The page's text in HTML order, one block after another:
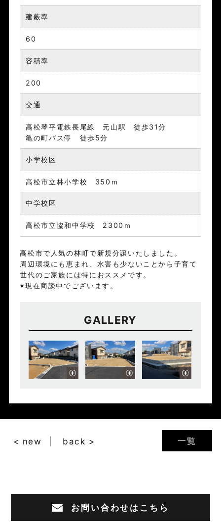
建蔽率
60
容積率
200
交通
高松琴平電鉄長尾線 元山駅 徒歩31分
亀の町バス停 徒歩5分
小学校区
高松市立林小学校 350ｍ
中学校区
高松市立協和中学校 2300ｍ
高松市で人気の林町で新規分譲いたしました。
周辺環境にも恵まれ、水害も少ないことから子育て
世代のご家族には特におススメです。
※現在商談中でございます。
GALLERY
一覧
< new back >
お問い合わせはこちら